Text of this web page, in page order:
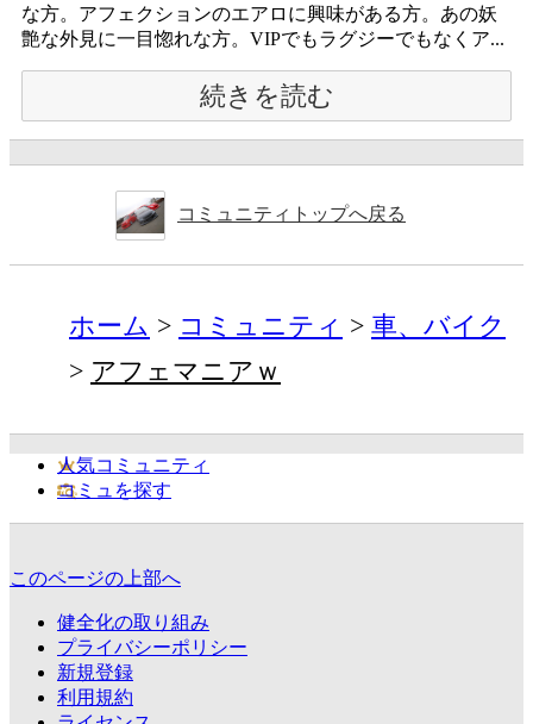
な方。アフェクションのエアロに興味がある方。あの妖
艶な外見に一目惚れな方。VIPでもラグジーでもなくア...
続きを読む
コミュニティトップへ戻る
ホーム コミュニティ
車、バイク
アフェマニアｗ
人気コミュニティ
コミュを探す
このページの上部へ
健全化の取り組み
プライバシーポリシー
新規登録
利用規約